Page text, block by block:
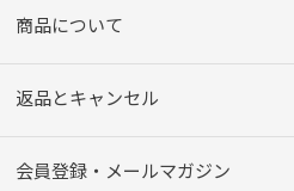
商品について
返品とキャンセル
会員登録・メールマガジン